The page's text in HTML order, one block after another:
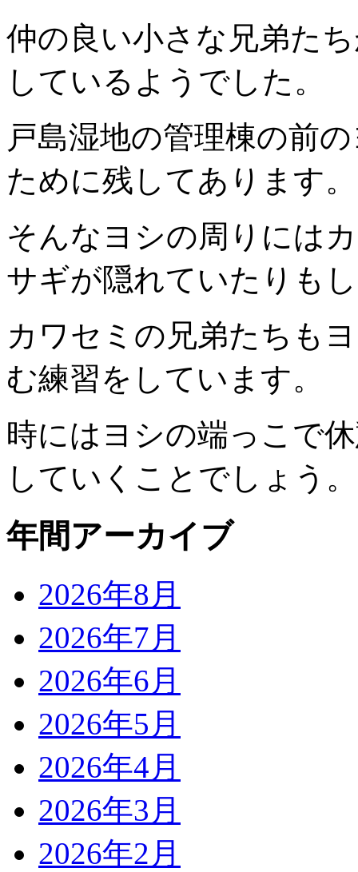
仲の良い小さな兄弟た
しているようでした。
戸島湿地の管理棟の前
ために残してあります。
そんなヨシの周りには
サギが隠れていたりも
カワセミの兄弟たちも
む練習をしています。
時にはヨシの端っこで
していくことでしょう。
年間アーカイブ
2026年8月
2026年7月
2026年6月
2026年5月
2026年4月
2026年3月
2026年2月